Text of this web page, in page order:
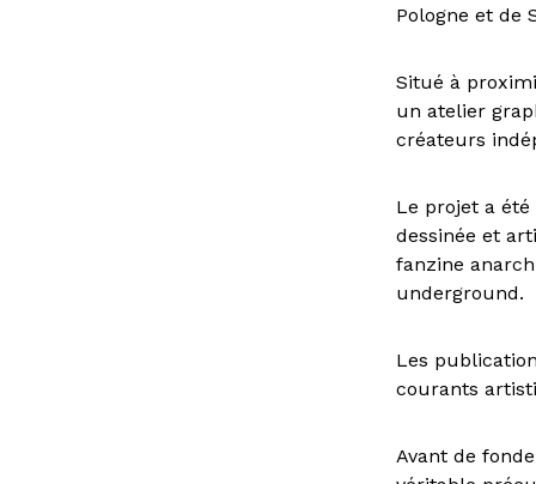
Pologne et de
Situé à
un atelier
créateurs
Le projet a
dessinée et
fanzine
underground.
Les
courants
Avant de